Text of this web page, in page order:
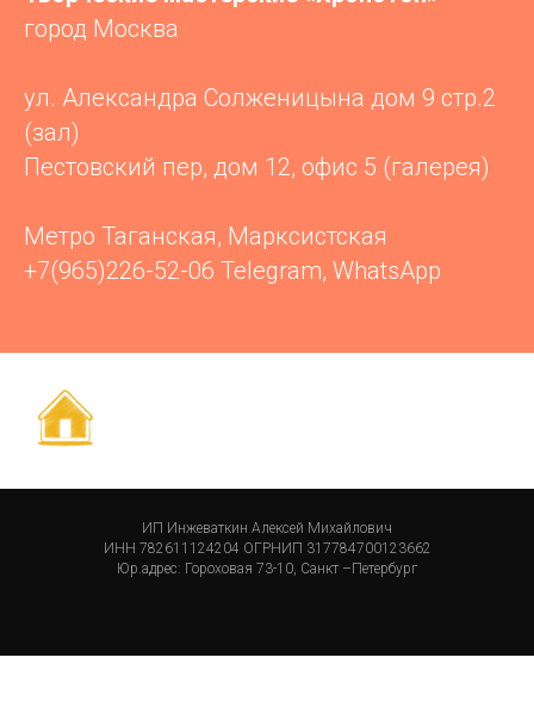
город Москва
ул. Александра Солженицына дом 9 стр.2
(зал)
Пестовский пер, дом 12, офис 5 (галерея)
Метро Таганская, Марксистская
+7(965)226-52-06 Telegram, WhatsApp
ИП Инжеваткин Алексей Михайлович
ИНН 782611124204 ОГРНИП 317784700123662
Юр.адрес: Гороховая 73-10, Санкт –Петербург